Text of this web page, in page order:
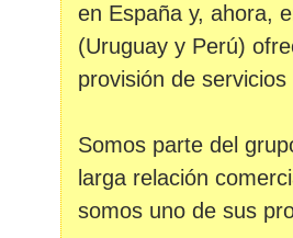
en España y, ahora,
(Uruguay y Perú)
provisión de
Somos parte del
larga relación
somos uno de sus